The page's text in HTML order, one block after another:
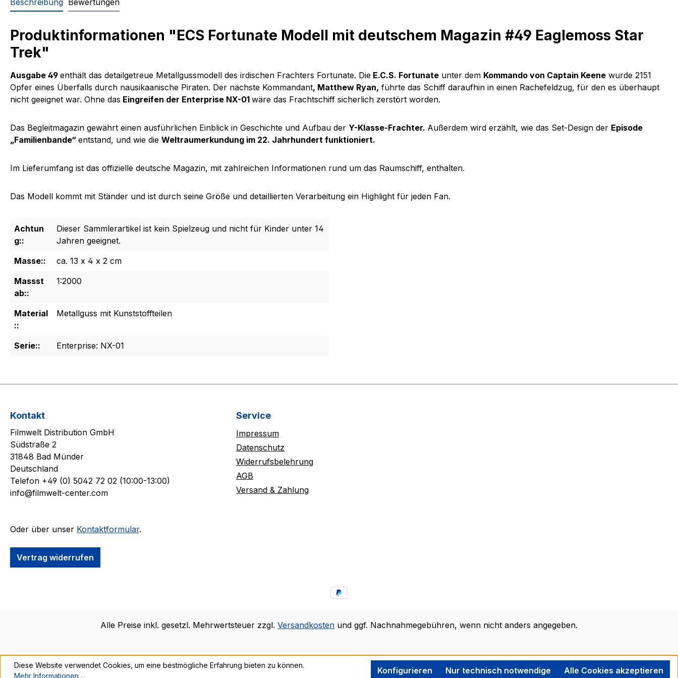
Beschreibung Bewertungen
Produktinformationen "ECS Fortunate Modell mit deutschem Magazin #49 Eaglemoss Star
Trek"
Ausgabe 49 enthält das detailgetreue Metallgussmodell des irdischen Frachters Fortunate. Die E.C.S. Fortunate unter dem Kommando von Captain Keene wurde 2151
Opfer eines Überfalls durch nausikaanische Piraten. Der nächste Kommandant, Matthew Ryan, führte das Schiff daraufhin in einen Rachefeldzug, für den es überhaupt
nicht geeignet war. Ohne das Eingreifen der Enterprise NX-01 wäre das Frachtschiff sicherlich zerstört worden.
Das Begleitmagazin gewährt einen ausführlichen Einblick in Geschichte und Aufbau der Y-Klasse-Frachter. Außerdem wird erzählt, wie das Set-Design der Episode
„Familienbande“ entstand, und wie die Weltraumerkundung im 22. Jahrhundert funktioniert.
Im Lieferumfang ist das offizielle deutsche Magazin, mit zahlreichen Informationen rund um das Raumschiff, enthalten.
Das Modell kommt mit Ständer und ist durch seine Größe und detaillierten Verarbeitung ein Highlight für jeden Fan.
Achtun
g::
Dieser Sammlerartikel ist kein Spielzeug und nicht für Kinder unter 14
Jahren geeignet.
Masse::
ca. 13 x 4 x 2 cm
Massst
ab::
1:2000
Material
::
Metallguss mit Kunststoffteilen
Serie:: Enterprise: NX-01
Kontakt
Filmwelt Distribution GmbH
Südstraße 2
31848 Bad Münder
Deutschland
Telefon +49 (0) 5042 72 02 (10:00-13:00)
info@filmwelt-center.com
Oder über unser Kontaktformular.
Vertrag widerrufen
Service
Impressum
Datenschutz
Widerrufsbelehrung
AGB
Versand & Zahlung
Alle Preise inkl. gesetzl. Mehrwertsteuer zzgl. Versandkosten und ggf. Nachnahmegebühren, wenn nicht anders angegeben.
Diese Website verwendet Cookies, um eine bestmögliche Erfahrung bieten zu können.
Mehr Informationen ...
Nur technisch notwendige
Konfigurieren Alle Cookies akzeptieren